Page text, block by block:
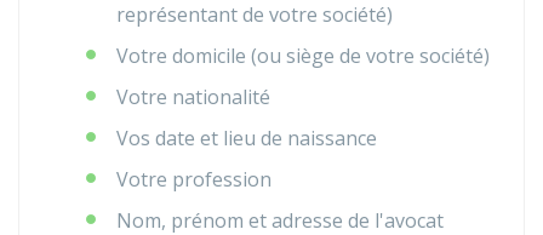
représentant de votre société)
Votre domicile (ou siège de votre société)
Votre nationalité
Vos date et lieu de naissance
Votre profession
Nom, prénom et adresse de l'avocat